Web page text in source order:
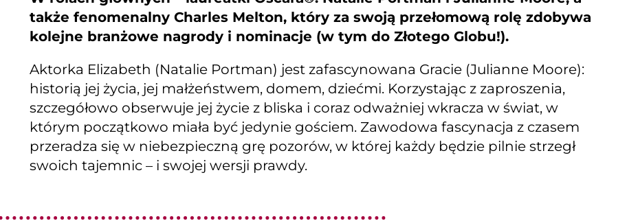
także fenomenalny Charles Melton, który za swoją przełomową rolę zdobywa
kolejne branżowe nagrody i nominacje (w tym do Złotego Globu!).
Aktorka Elizabeth (Natalie Portman) jest zafascynowana Gracie (Julianne Moore):
historią jej życia, jej małżeństwem, domem, dziećmi. Korzystając z zaproszenia,
szczegółowo obserwuje jej życie z bliska i coraz odważniej wkracza w świat, w
którym początkowo miała być jedynie gościem. Zawodowa fascynacja z czasem
przeradza się w niebezpieczną grę pozorów, w której każdy będzie pilnie strzegł
swoich tajemnic – i swojej wersji prawdy.